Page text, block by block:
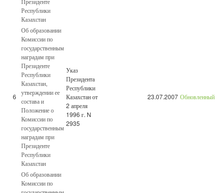
Республики
Казахстан
6
Об образовании
Комиссии по
государственным
наградам при
Президенте
Республики
Казахстан,
утверждении ее
состава и
Положение о
Комиссии по
государственным
наградам при
Президенте
Республики
Казахстан
Указ
Президента
Республики
Казахстан от
2 апреля
1996 г. N
2935
23.07.2007 Обновленный
Об образовании
Комиссии по